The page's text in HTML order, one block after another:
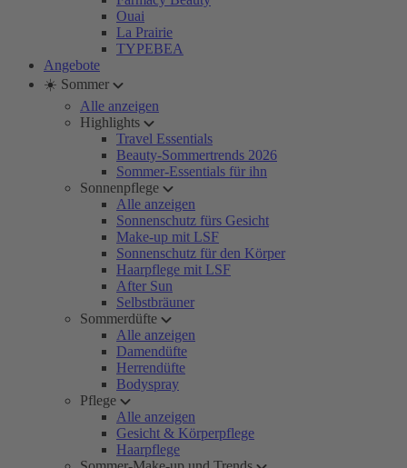
Ouai
La Prairie
TYPEBEA
Angebote
☀️ Sommer
Alle anzeigen
Highlights
Travel Essentials
Beauty-Sommertrends 2026
Sommer-Essentials für ihn
Sonnenpflege
Alle anzeigen
Sonnenschutz fürs Gesicht
Make-up mit LSF
Sonnenschutz für den Körper
Haarpflege mit LSF
After Sun
Selbstbräuner
Sommerdüfte
Alle anzeigen
Damendüfte
Herrendüfte
Bodyspray
Pflege
Alle anzeigen
Gesicht & Körperpflege
Haarpflege